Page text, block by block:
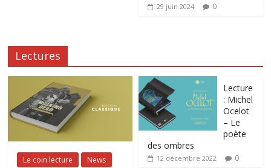
29 juin 2024 0
Lectures
Le coin lecture News
Lecture
: Michel
Ocelot
– Le
poète
des ombres
12 décembre 2022 0